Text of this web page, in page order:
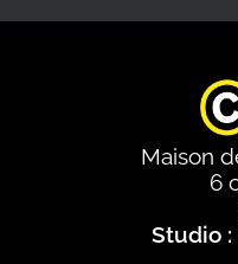
Maison
6
Studio :